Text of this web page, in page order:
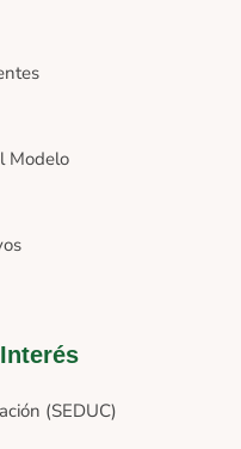
Modelo
(SEDUC)